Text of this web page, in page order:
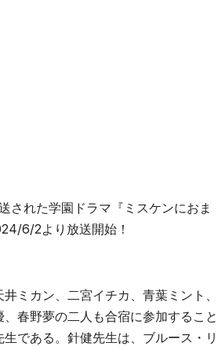
された学園ドラマ『ミスケンにおま
6/2より放送開始！
ミカン、二宮イチカ、青葉ミント、
春野夢の二人も合宿に参加すること
である。針健先生は、ブルース・リ